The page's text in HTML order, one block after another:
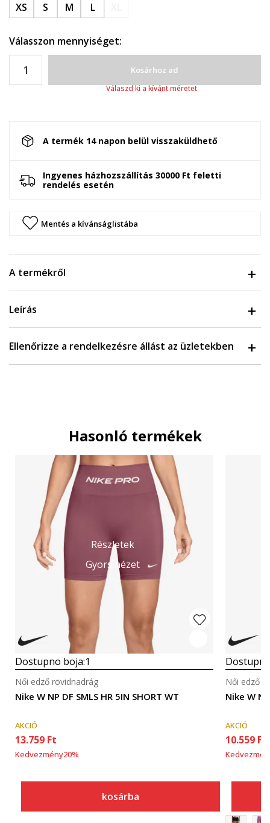
XS S M L
Válasszon mennyiséget:
Kosárhoz ad
Válaszd ki a kívánt méretet
A termék 14 napon belül visszaküldhető
Ingyenes házhozszállítás 30000 Ft feletti
rendelés esetén
Mentés a kívánságlistába
A termékről
Leírás
Ellenőrizze a rendelkezésre állást az üzletekben
Hasonló termékek
Részletek
Gyors nézet
Dostupno boja:1
Nike W NP DF SMLS HR 5IN SHORT WT
Női edző rövidnadrág
AKCIÓ
13.759 Ft
Kedvezmény20%
kosárba
Nike W
Női edző
AKCIÓ
10.559 Ft